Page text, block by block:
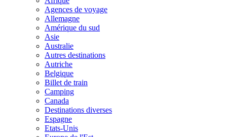
Agences de voyage
Allemagne
Amérique du sud
Asie
Australie
Autres destinations
Autriche
Belgique
Billet de train
Camping
Canada
Destinations diverses
Espagne
Etats-Unis